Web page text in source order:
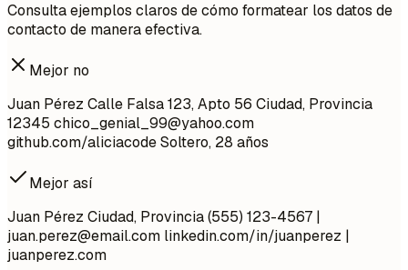
Consulta ejemplos claros de cómo formatear los datos de
contacto de manera efectiva.
Mejor no
Juan Pérez Calle Falsa 123, Apto 56 Ciudad, Provincia
12345 chico_genial_99@yahoo.com
github.com/aliciacode Soltero, 28 años
Mejor así
Juan Pérez Ciudad, Provincia (555) 123-4567 |
juan.perez@email.com linkedin.com/in/juanperez |
juanperez.com